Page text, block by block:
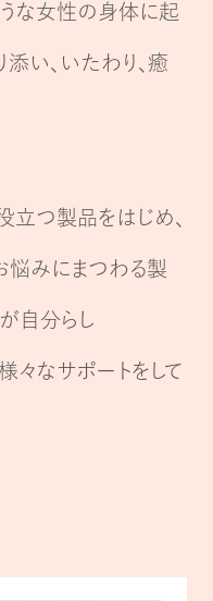
な女性の身体に起
添い、いたわり、癒
つ製品をはじめ、
悩みにまつわる製
自分らし
々なサポートをして